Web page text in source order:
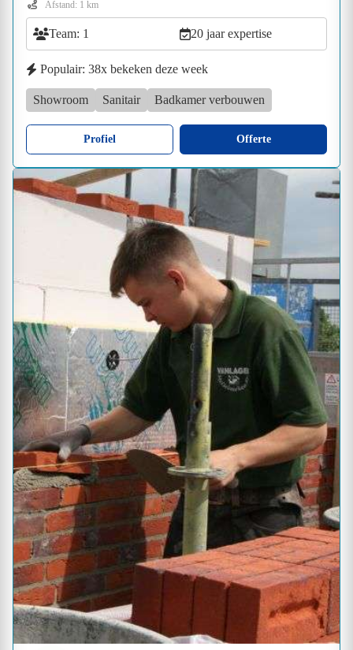
Afstand: 1 km
Team: 1 20 jaar expertise
Populair: 38x bekeken deze week
Showroom Sanitair Badkamer verbouwen
Profiel Offerte